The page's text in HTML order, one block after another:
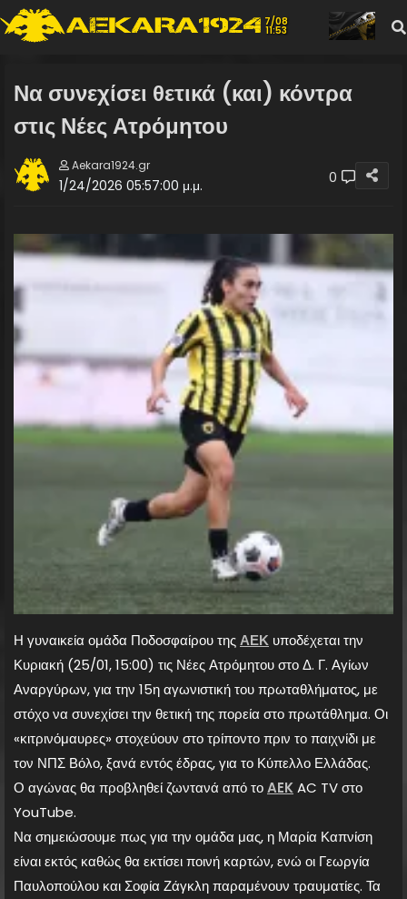
7/08
11:53
Να συνεχίσει θετικά (και) κόντρα
στις Νέες Ατρόμητου
Aekara1924.gr
1/24/2026 05:57:00 μ.μ. 0
Η γυναικεία ομάδα Ποδοσφαίρου τηςΑΕΚ υποδέχεται την
Κυριακή (25/01, 15:00) τις Νέες Ατρόμητου στο Δ. Γ. Αγίων
Αναργύρων, για την 15η αγωνιστική του πρωταθλήματος, με
στόχο να συνεχίσει την θετική της πορεία στο πρωτάθλημα. Οι
«κιτρινόμαυρες» στοχεύουν στο τρίποντο πριν το παιχνίδι με
τον ΝΠΣ Βόλο, ξανά εντός έδρας, για το Κύπελλο Ελλάδας.
Ο αγώνας θα προβληθεί ζωντανά από τοAEKAC TV στο
YouTube.
Να σημειώσουμε πως για την ομάδα μας, η Μαρία Καπνίση
είναι εκτός καθώς θα εκτίσει ποινή καρτών, ενώ οι Γεωργία
Παυλοπούλου και Σοφία Ζάγκλη παραμένουν τραυματίες. Τα